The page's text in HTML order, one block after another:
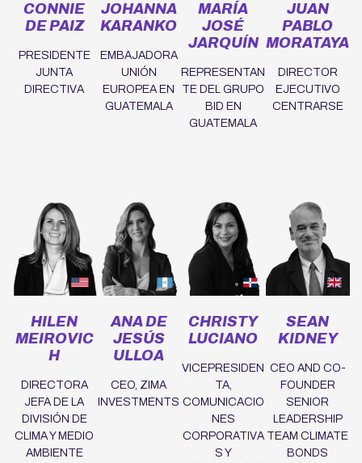
CONNIE
DE PAIZ
PRESIDENTE
JUNTA
DIRECTIVA
JOHANNA
KARANKO
EMBAJADORA
UNIÓN
EUROPEA EN
GUATEMALA
MARÍA
JOSÉ
JARQUÍN
REPRESENTAN
TE DEL GRUPO
BID EN
GUATEMALA
JUAN
PABLO
MORATAYA
DIRECTOR
EJECUTIVO
CENTRARSE
HILEN
MEIROVIC
H
DIRECTORA
JEFA DE LA
DIVISIÓN DE
CLIMA Y MEDIO
AMBIENTE
ANA DE
JESÚS
ULLOA
CEO, ZIMA
INVESTMENTS
CHRISTY
LUCIANO
VICEPRESIDEN
TA,
COMUNICACIO
NES
CORPORATIVA
S Y
SEAN
KIDNEY
CEO AND CO-
FOUNDER
SENIOR
LEADERSHIP
TEAM CLIMATE
BONDS